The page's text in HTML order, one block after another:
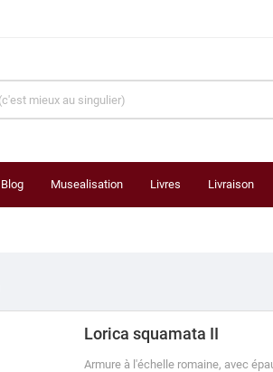
Blog Musealisation Livres Livraison
Lorica squamata II
Armure à l'échelle romaine, avec